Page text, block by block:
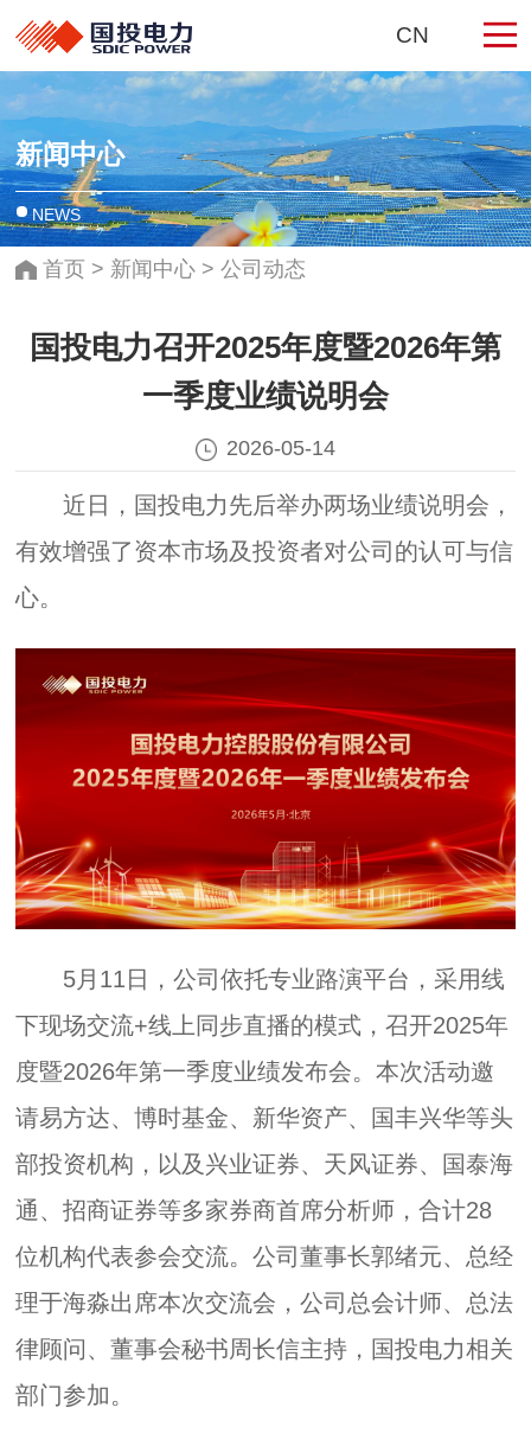
CN
新闻中心
NEWS
首页 > 新闻中心> 公司动态
国投电力召开2025年度暨2026年第
一季度业绩说明会
2026-05-14
近日，国投电力先后举办两场业绩说明会，
有效增强了资本市场及投资者对公司的认可与信
心。
5月11日，公司依托专业路演平台，采用线
下现场交流+线上同步直播的模式，召开2025年
度暨2026年第一季度业绩发布会。本次活动邀
请易方达、博时基金、新华资产、国丰兴华等头
部投资机构，以及兴业证券、天风证券、国泰海
通、招商证券等多家券商首席分析师，合计28
位机构代表参会交流。公司董事长郭绪元、总经
理于海淼出席本次交流会，公司总会计师、总法
律顾问、董事会秘书周长信主持，国投电力相关
部门参加。